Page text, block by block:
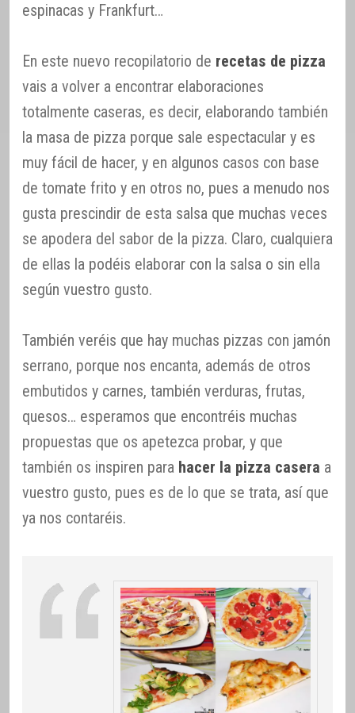
espinacas y Frankfurt…
En este nuevo recopilatorio de recetas de pizza
vais a volver a encontrar elaboraciones
totalmente caseras, es decir, elaborando también
la masa de pizza porque sale espectacular y es
muy fácil de hacer, y en algunos casos con base
de tomate frito y en otros no, pues a menudo nos
gusta prescindir de esta salsa que muchas veces
se apodera del sabor de la pizza. Claro, cualquiera
de ellas la podéis elaborar con la salsa o sin ella
según vuestro gusto.
También veréis que hay muchas pizzas con jamón
serrano, porque nos encanta, además de otros
embutidos y carnes, también verduras, frutas,
quesos… esperamos que encontréis muchas
propuestas que os apetezca probar, y que
también os inspiren para hacer la pizza casera a
vuestro gusto, pues es de lo que se trata, así que
ya nos contaréis.